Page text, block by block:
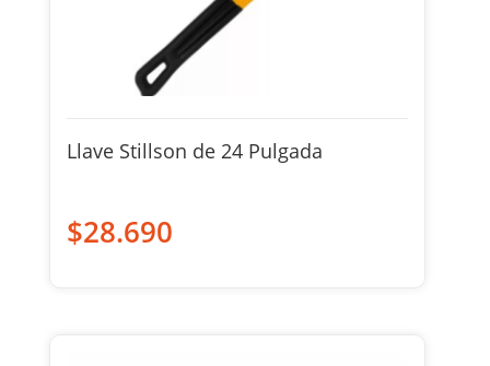
Llave Stillson de 24 Pulgada
$28.690